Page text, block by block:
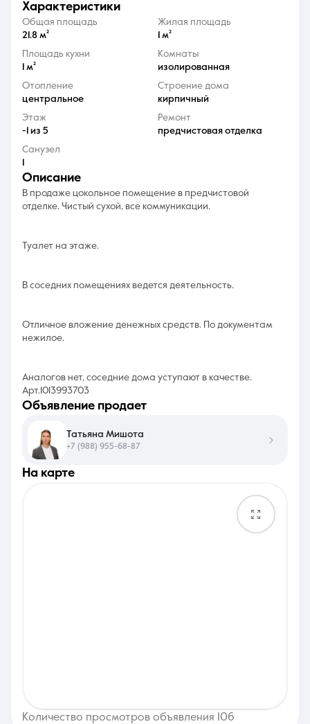
Ежедневно с 08:30 до 20:00
характеристики
Общая площадь
21.8 м²
Жилая площадь
1 м²
Площадь кухни
1 м²
Комнаты
изолированная
Отопление
центральное
Строение дома
кирпичный
Этаж
-1 из 5
Ремонт
предчистовая отделка
Санузел
описание
В продаже цокольное помещение в предчистовой
отделке. Чистый сухой, все коммуникации.
Туалет на этаже.
В соседних помещениях ведется деятельность.
Отличное вложение денежных средств. По документам
нежилое.
Аналогов нет, соседние дома уступают в качестве.
Арт.1013993703
на карте
Количество просмотров объявления 106
объявление продает
Татьяна Мишота
+7 (988) 955-68-87